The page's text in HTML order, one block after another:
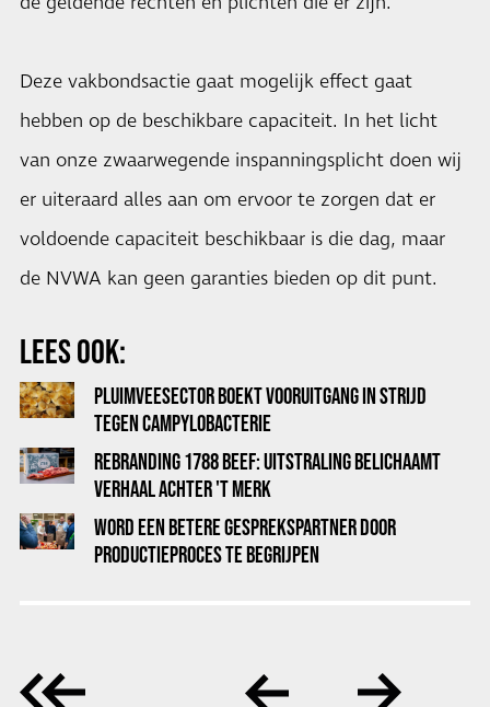
Deze vakbondsactie gaat mogelijk effect gaat
hebben op de beschikbare capaciteit. In het licht
van onze zwaarwegende inspanningsplicht doen wij
er uiteraard alles aan om ervoor te zorgen dat er
voldoende capaciteit beschikbaar is die dag, maar
de NVWA kan geen garanties bieden op dit punt.
LEES OOK:
PLUIMVEESECTOR BOEKT VOORUITGANG IN STRIJD
TEGEN CAMPYLOBACTERIE
REBRANDING 1788 BEEF: UITSTRALING BELICHAAMT
VERHAAL ACHTER 'T MERK
WORD EEN BETERE GESPREKSPARTNER DOOR
PRODUCTIEPROCES TE BEGRIJPEN